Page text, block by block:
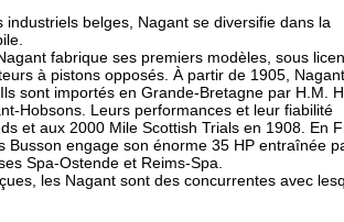
industriels belges, Nagant se diversifie dans la
fabrique ses premiers modèles, sous
à pistons opposés. À partir de 1905,
sont importés en Grande-Bretagne par H.M.
Hobsons. Leurs performances et leur fiabilité
et aux 2000 Mile Scottish Trials en 1908. En
Busson engage son énorme 35 HP entraînée
Spa-Ostende et Reims-Spa.
les Nagant sont des concurrentes avec